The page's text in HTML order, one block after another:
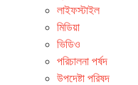
লাইফস্টাইল
মিডিয়া
ভিডিও
পরিচালনা পর্ষদ
উপদেষ্টা পরিষদ